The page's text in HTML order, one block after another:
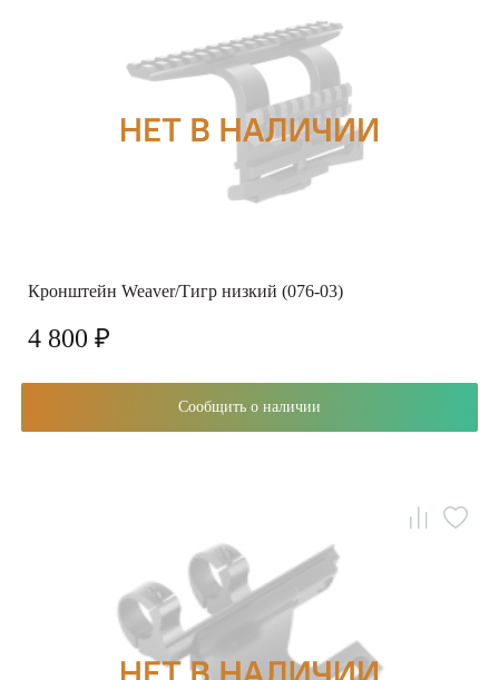
Кронштейн Weaver/Тигр низкий (076-03)
4 800 ₽
Сообщить о наличии